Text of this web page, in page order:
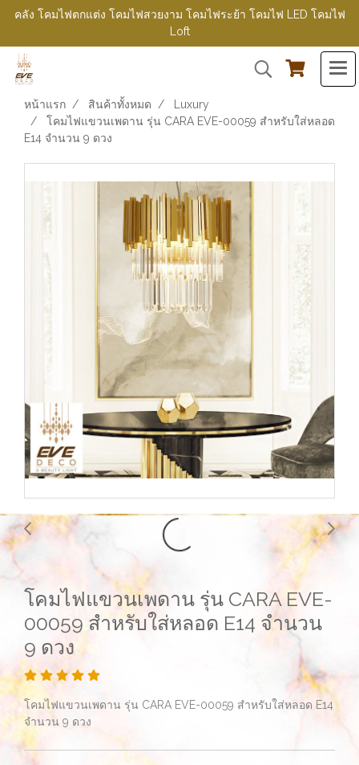
คลัง โคมไฟตกแต่ง โคมไฟสวยงาม โคมไฟระย้า โคมไฟ LED โคมไฟ
Loft
หน้าแรก สินค้าทั้งหมด
Luxury
โคมไฟแขวนเพดาน รุ่น CARA EVE-00059 สำหรับใส่หลอด
E14 จำนวน 9 ดวง
โคมไฟแขวนเพดาน รุ่น CARA EVE-
00059 สำหรับใส่หลอด E14 จำนวน
9 ดวง
โคมไฟแขวนเพดาน รุ่น CARA EVE-00059 สำหรับใส่หลอด E14
จำนวน 9 ดวง